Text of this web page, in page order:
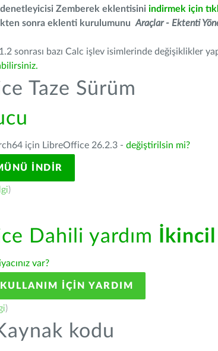
denetleyicisi Zemberek eklentisini indirmek için
sonra eklenti kurulumunu Araçlar - Ektenti
sonrası bazı Calc işlev isimlerinde değişiklikler
Taze Sürüm
için LibreOffice 26.2.3 - değiştirilsin mi?
İNDIR
)
Dahili yardım
var?
IÇIN YARDIM
)
kodu